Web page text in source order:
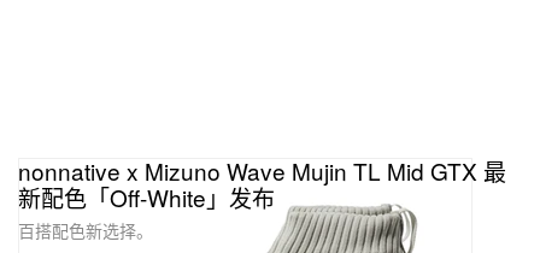
nonnative x Mizuno Wave Mujin TL Mid GTX 最
新配色「Off-White」发布
百搭配色新选择。